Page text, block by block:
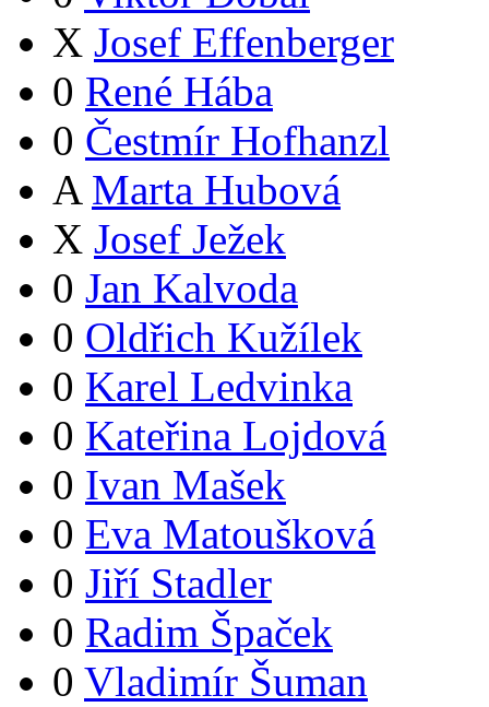
X Josef Effenberger
0 René Hába
0 Čestmír Hofhanzl
A Marta Hubová
X Josef Ježek
0 Jan Kalvoda
0 Oldřich Kužílek
0 Karel Ledvinka
0 Kateřina Lojdová
0 Ivan Mašek
0 Eva Matoušková
0 Jiří Stadler
0 Radim Špaček
0 Vladimír Šuman